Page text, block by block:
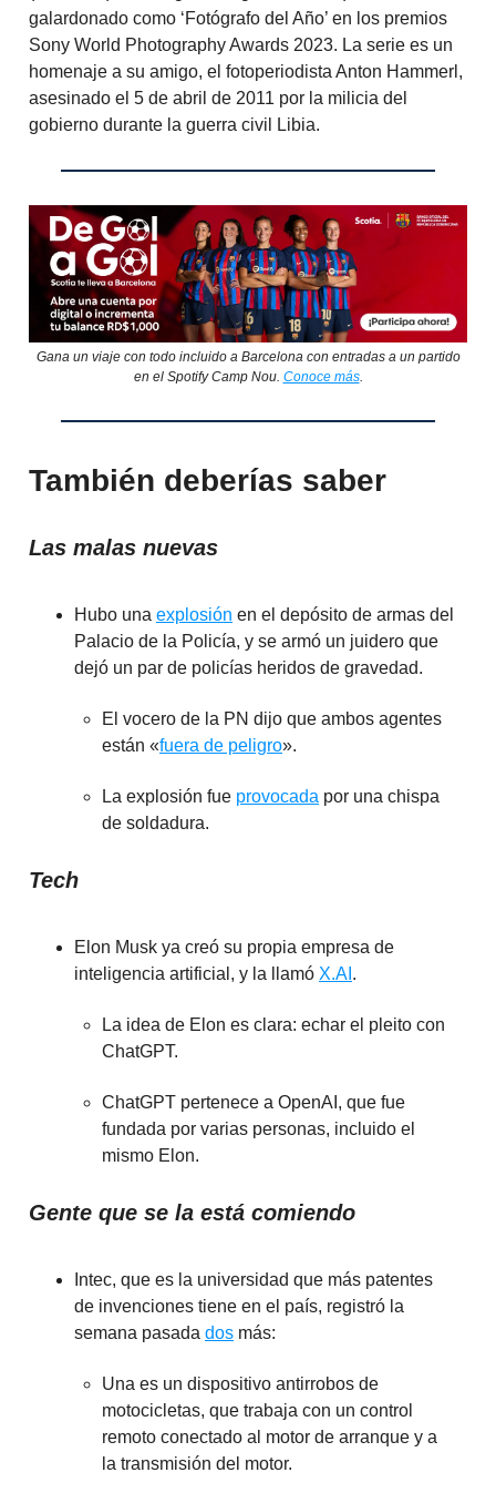
galardonado como ‘Fotógrafo del Año’ en los premios
Sony World Photography Awards 2023. La serie es un
homenaje a su amigo, el fotoperiodista Anton Hammerl,
asesinado el 5 de abril de 2011 por la milicia del
gobierno durante la guerra civil Libia.
Gana un viaje con todo incluido a Barcelona con entradas a un partido
en el Spotify Camp Nou. Conoce más.
También deberías saber
Las malas nuevas
Hubo una explosión en el depósito de armas del
Palacio de la Policía, y se armó un juidero que
dejó un par de policías heridos de gravedad.
El vocero de la PN dijo que ambos agentes
están «fuera de peligro».
La explosión fue provocada por una chispa
de soldadura.
Tech
Elon Musk ya creó su propia empresa de
inteligencia artificial, y la llamó X.AI .
La idea de Elon es clara: echar el pleito con
ChatGPT.
ChatGPT pertenece a OpenAI, que fue
fundada por varias personas, incluido el
mismo Elon.
Gente que se la está comiendo
Intec, que es la universidad que más patentes
de invenciones tiene en el país, registró la
semana pasada dos más:
Una es un dispositivo antirrobos de
motocicletas, que trabaja con un control
remoto conectado al motor de arranque y a
la transmisión del motor.